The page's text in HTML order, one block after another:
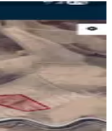
Müstakil Tarla